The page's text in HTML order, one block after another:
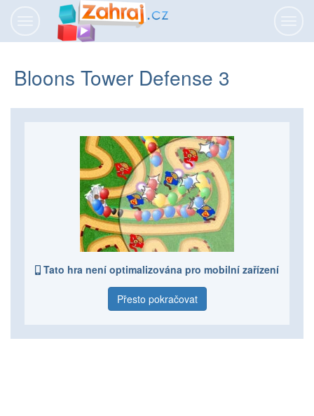
Bloons Tower Defense 3
Tato hra není optimalizována pro mobilní zařízení
Přesto pokračovat